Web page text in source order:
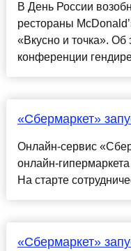
В День России
рестораны
«Вкусно и точка». Об
конференции
«Сбермаркет»
Онлайн-сервис
онлайн-
На старте
«Сбермаркет»